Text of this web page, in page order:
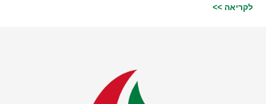
לקריאה >>